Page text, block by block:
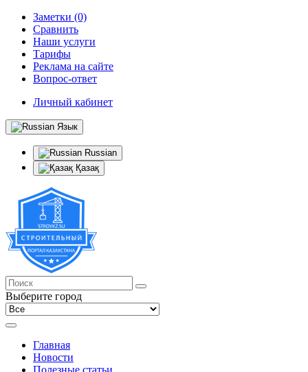
Заметки (0)
Сравнить
Наши услуги
Тарифы
Реклама на сайте
Вопрос-ответ
Личный кабинет
Язык
Russian
Қазақ
Выберите город
Главная
Новости
Полезные статьи